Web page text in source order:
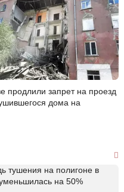
продлили запрет на проезд
дома на